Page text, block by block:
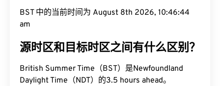
BST 中的当前时间为 August 8th 2026, 10:46:44
am
源时区和目标时区之间有什么区别？
British Summer Time（BST）是Newfoundland
Daylight Time（NDT）的3.5 hours ahead。